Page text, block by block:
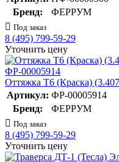
Бренд:
ФЕРРУМ
Под заказ
8 (495) 799-59-29
Уточнить цену
Оттяжка Т6 (Краска)
Артикул: ФР-00005914
Бренд:
ФЕРРУМ
Под заказ
8 (495) 799-59-29
Уточнить цену